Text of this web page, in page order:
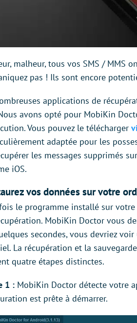
malheur, tous vos SMS / MMS
pas ! Ils sont encore
applications de
avons opté pour MobiKin
Vous pouvez le télécharger
adaptée pour les
les messages supprimés
iOS.
vos données sur votre
le programme installé sur
MobiKin Doctor vous
secondes, vous devriez
La récupération et la
quatre étapes distinctes.
1 : MobiKin Doctor détecte votre
est prête à démarrer.